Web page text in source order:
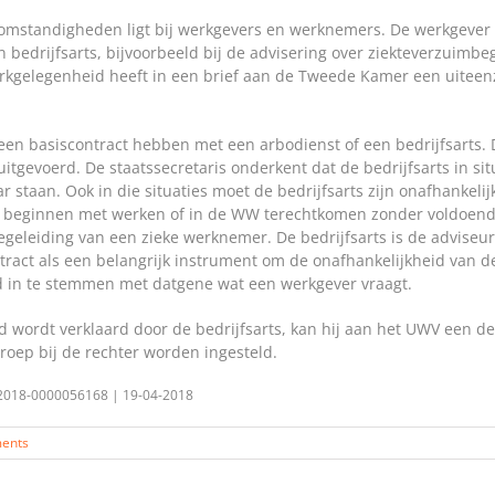
ligt bij werkgevers en werknemers. De
bedrijfsarts, bijvoorbeeld bij de advisering over
heeft in een brief aan de Tweede Kamer een
basiscontract hebben met een arbodienst of een bedrijfsarts.
De staatssecretaris onderkent dat de bedrijfsarts in
staan. Ook in die situaties moet de bedrijfsarts zijn
met werken of in de WW terechtkomen zonder
van een zieke werknemer. De bedrijfsarts is de
als een belangrijk instrument om de onafhankelijkheid van
te stemmen met datgene wat een werkgever vraagt.
verklaard door de bedrijfsarts, kan hij aan het UWV een
bij de rechter worden ingesteld.
0000056168 | 19-04-2018